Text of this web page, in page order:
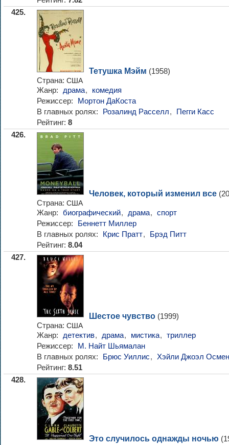
425.
Тетушка Мэйм (1958)
Страна: США
Жанр: драма,
комедия
Режиссер:
Мортон ДаКоста
В главных ролях:
Розалинд Расселл,
Пегги Касс
Рейтинг: 8
426.
Человек, который изменил все
Страна: США
Жанр: биографический, драма, спорт
Режиссер:
Беннетт Миллер
В главных ролях:
Крис Пратт,
Брэд Питт
Рейтинг: 8.04
427.
Шестое чувство (1999)
Страна: США
Жанр: детектив, драма, мистика, триллер
Режиссер:
М. Найт Шьямалан
В главных ролях:
Брюс Уиллис, Хэйли Джоэл
Рейтинг: 8.51
428.
Это случилось однажды ночью